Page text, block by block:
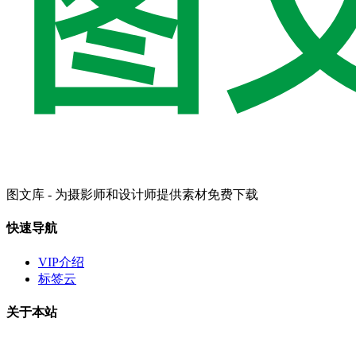
图文库 - 为摄影师和设计师提供素材免费下载
快速导航
VIP介绍
标签云
关于本站